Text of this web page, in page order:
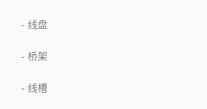
- 线盘
- 桥架
- 线槽